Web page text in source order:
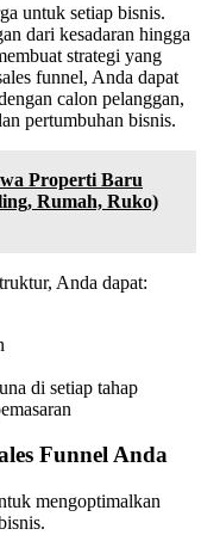
untuk setiap bisnis.
dari kesadaran hingga
strategi yang
funnel, Anda dapat
calon pelanggan,
pertumbuhan bisnis.
Properti Baru
Rumah, Ruko)
Anda dapat:
di setiap tahap
Funnel Anda
mengoptimalkan